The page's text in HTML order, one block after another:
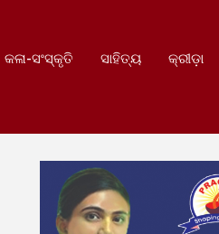
କଳା-ସଂସ୍କୃତି ସାହିତ୍ୟ କ୍ରୀଡ଼ା